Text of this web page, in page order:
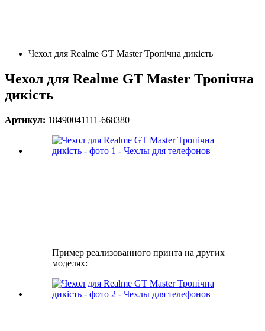
Чехол для Realme GT Master Тропічна дикість
Чехол для Realme GT Master Тропічна
дикість
Артикул: 18490041111-668380
Пример реализованного принта на других
моделях: